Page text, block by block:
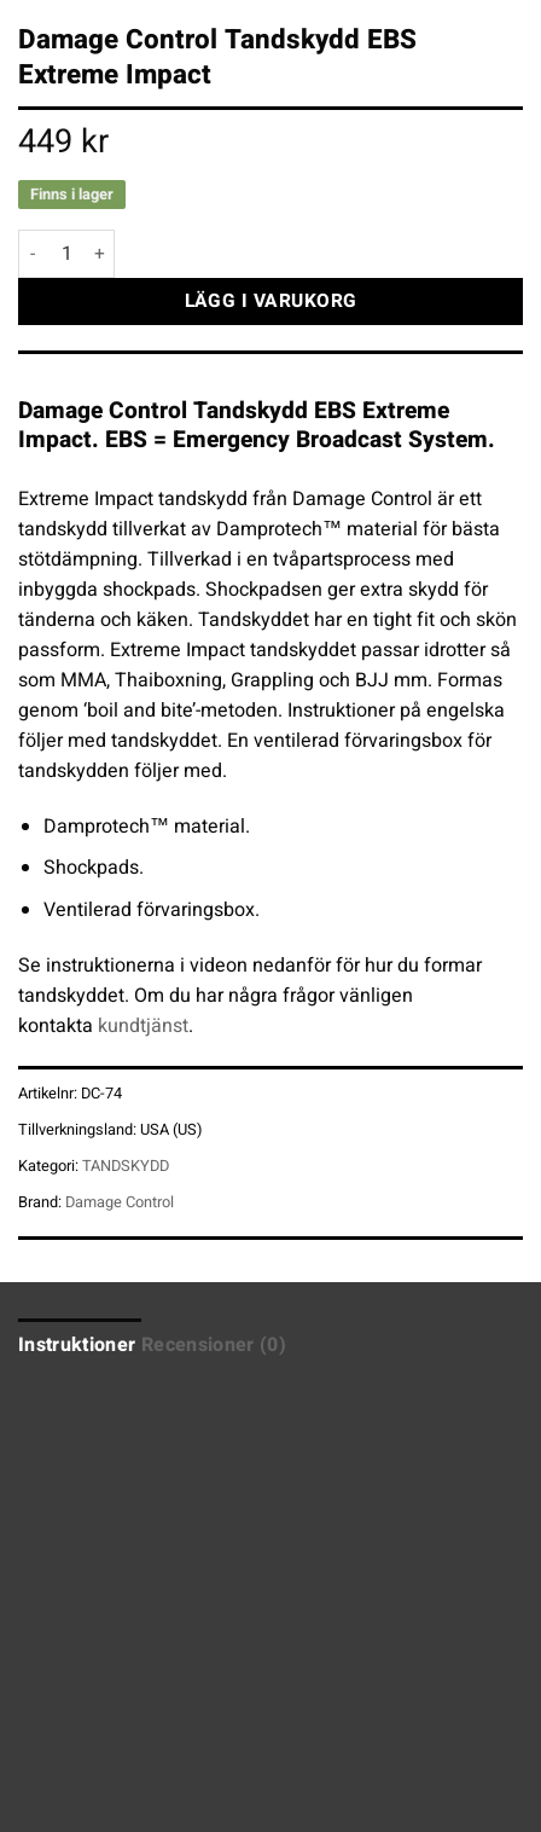
Damage Control Tandskydd EBS
Extreme Impact
449 kr
Finns i lager
Damage Control Tandskydd EBS Extreme Impact mängd
LÄGG I VARUKORG
Damage Control Tandskydd EBS Extreme
Impact. EBS = Emergency Broadcast System.
Extreme Impact tandskydd från Damage Control är ett
tandskydd tillverkat av Damprotech™ material för bästa
stötdämpning. Tillverkad i en tvåpartsprocess med
inbyggda shockpads. Shockpadsen ger extra skydd för
tänderna och käken. Tandskyddet har en tight fit och skön
passform. Extreme Impact tandskyddet passar idrotter så
som MMA, Thaiboxning, Grappling och BJJ mm. Formas
genom ‘boil and bite’-metoden. Instruktioner på engelska
följer med tandskyddet. En ventilerad förvaringsbox för
tandskydden följer med.
Damprotech™ material.
Shockpads.
Ventilerad förvaringsbox.
Se instruktionerna i videon nedanför för hur du formar
tandskyddet. Om du har några frågor vänligen
kontakta kundtjänst.
Artikelnr: DC-74
Tillverkningsland:USA (US)
Kategori:TANDSKYDD
Brand: Damage Control
Instruktioner Recensioner (0)